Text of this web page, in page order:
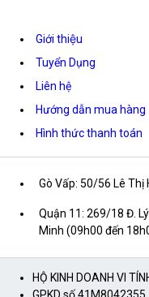
Giới thiệu
Tuyển Dụng
Liên hệ
Hướng dẫn mua hàng
Hình thức thanh toán
Gò Vấp: 50/56 Lê Thị
Quận 11: 269/18 Đ.
Minh (09h00 đến
HỘ KINH DOANH VI
GPKD số